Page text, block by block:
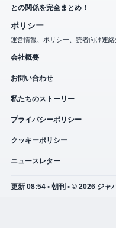
との関係を完全まとめ！
ポリシー
運営情報、ポリシー、読者向け連絡
会社概要
お問い合わせ
私たちのストーリー
プライバシーポリシー
クッキーポリシー
ニュースレター
更新 08:54 • 朝刊 • © 2026 ジャ